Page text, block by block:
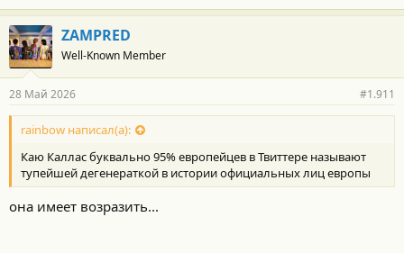
ZAMPRED
Well-Known Member
28 Май 2026 #1.911
rainbow написал(а):
Каю Каллас буквально 95% европейцев в Твиттере называют
тупейшей дегенераткой в истории официальных лиц европы
она имеет возразить...